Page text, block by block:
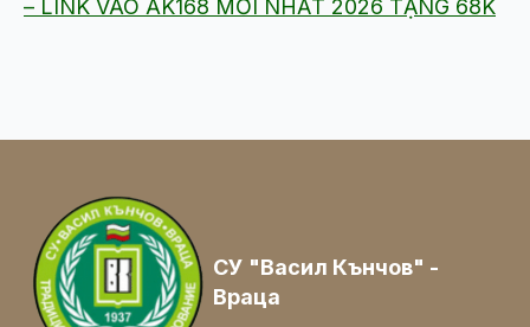
– LINK VÀO AK168 MỚI NHẤT 2026 TẶNG 68K
СУ "Васил Кънчов" -
Враца